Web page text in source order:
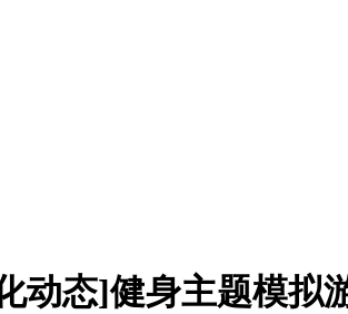
动态]健身主题模拟